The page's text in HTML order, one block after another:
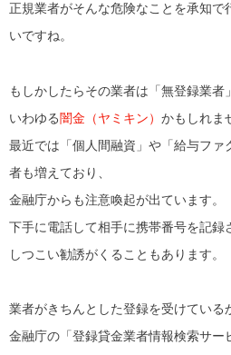
正規業者がそんな危険なことを承知で
いですね。
もしかしたらその業者は「無登録業者
いわゆる闇金（ヤミキン） かもしれま
最近では「個人間融資」や「給与ファ
者も増えており、
金融庁からも注意喚起が出ています。
下手に電話して相手に携帯番号を記録
しつこい勧誘がくることもあります。
業者がきちんとした登録を受けている
金融庁の「登録貸金業者情報検索サー